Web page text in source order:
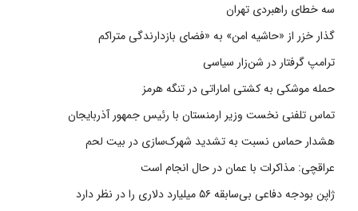
سه خطای راهبردی تهران
گذار خزر از «حاشیه امن» به «فضای بازدارندگی متراکم
ترامپ گرفتار در شن‌زار سیاسی
حمله موشکی به کشتی اماراتی در تنگه هرمز
تماس تلفنی نخست وزیر ارمنستان با رئیس جمهور آذربایجان
هشدار حماس نسبت به تشدید شهرک‌سازی در بیت‌ لحم
عراقچی: مذاکرات با عمان در حال انجام است
ژاپن بودجه دفاعی بی‌سابقه ۵۶ میلیارد دلاری را در نظر دارد